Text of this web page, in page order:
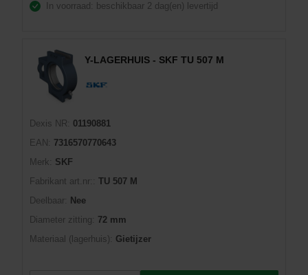
In voorraad: beschikbaar 2 dag(en) levertijd
Y-LAGERHUIS - SKF TU 507 M
Dexis NR:
01190881
EAN:
7316570770643
Merk:
SKF
Fabrikant art.nr::
TU 507 M
Deelbaar:
Nee
Diameter zitting:
72 mm
Materiaal (lagerhuis):
Gietijzer